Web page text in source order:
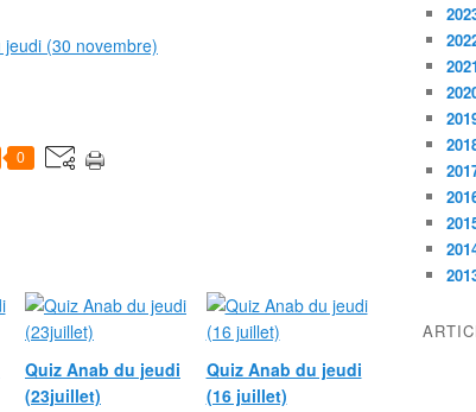
0
Quiz Anab du jeudi
(23juillet)
Quiz Anab du jeudi
(16 juillet)
2021